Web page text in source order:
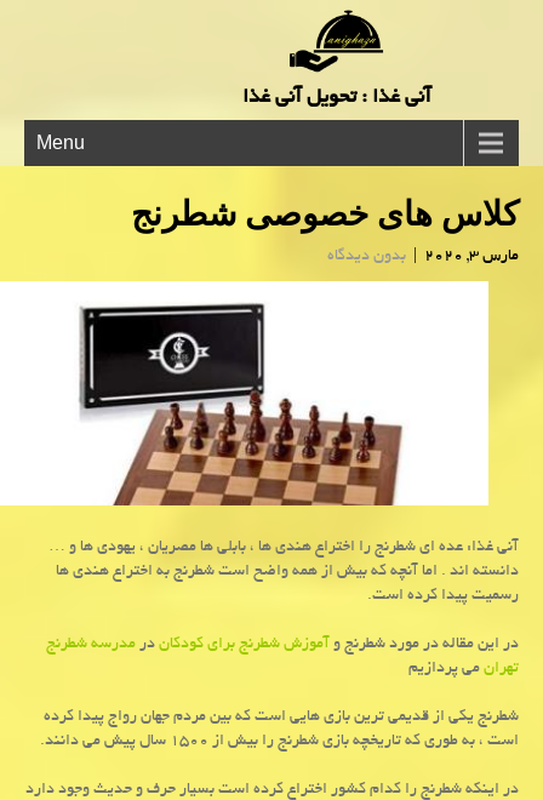
آنی غذا : تحویل آنی غذا
Menu
كلاس های خصوصی شطرنج
مارس 3, 2020 | بدون دیدگاه
آنی غذا: عده ای شطرنج را اختراع هندی ها ، بابلی ها مصریان ، یهودی ها و …
دانسته اند . اما آنچه كه بیش از همه واضح است شطرنج به اختراع هندی ها
رسمیت پیدا كرده است.
در این مقاله در مورد شطرنج وآموزش شطرنج برای کودکاندرمدرسه شطرنج
تهرانمی پردازیم
شطرنج یکی از قدیمی ترین بازی هایی است که بین مردم جهان رواج پیدا کرده
است ، به طوری که تاریخچه بازی شطرنج را بیش از ۱۵۰۰ سال پیش می دانند.
در اینکه شطرنج را کدام کشور اختراع کرده است بسیار حرف و حدیث وجود دارد